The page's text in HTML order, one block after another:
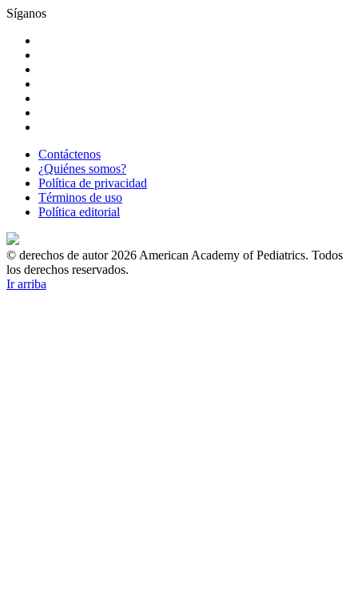
Síganos
Contáctenos
¿Quiénes somos?
Política de privacidad
Términos de uso
Política editorial
© derechos de autor 2026 American Academy of Pediatrics. Todos
los derechos reservados.
Ir arriba